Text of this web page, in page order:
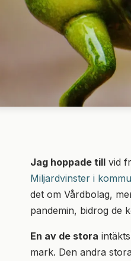
Jag hoppade till vid
Miljardvinster i
det om Vårdbolag,
pandemin, bidrog de
En av de stora
mark. Den andra